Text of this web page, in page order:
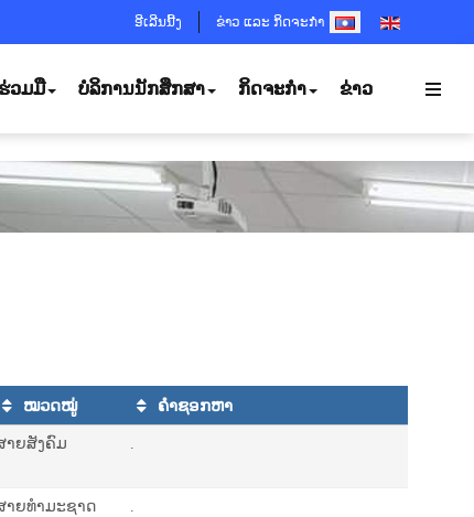
ອີເລີນນີ້ງ ຂ່າວ ແລະ ກິດຈະກຳSELECT YOUR
ວມມື ບໍລິການນັກສຶກສາ ກິດຈະກຳ ຂ່າວ
ໝວດໝູ່ ຄຳຊອກຫາ
າຍສັງຄົມ .
າຍທຳມະຊາດ .